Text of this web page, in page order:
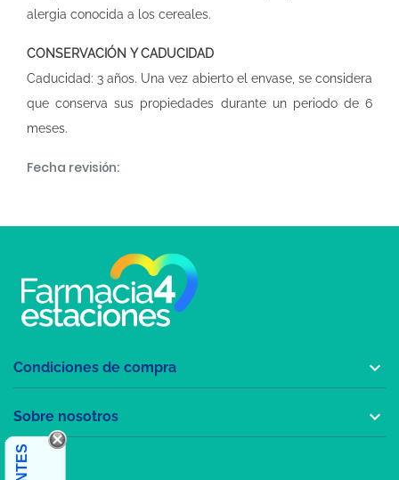
alergia conocida a los cereales.
CONSERVACIÓN Y CADUCIDAD
Caducidad: 3 años. Una vez abierto el envase, se considera
que conserva sus propiedades durante un periodo de 6
meses.
Fecha revisión:
Condiciones de compra 
Sobre nosotros 